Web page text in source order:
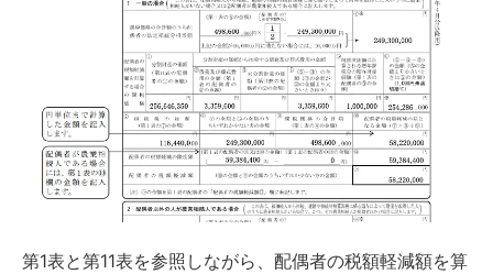
第1表と第11表を参照しながら、配偶者の税額軽減額を算